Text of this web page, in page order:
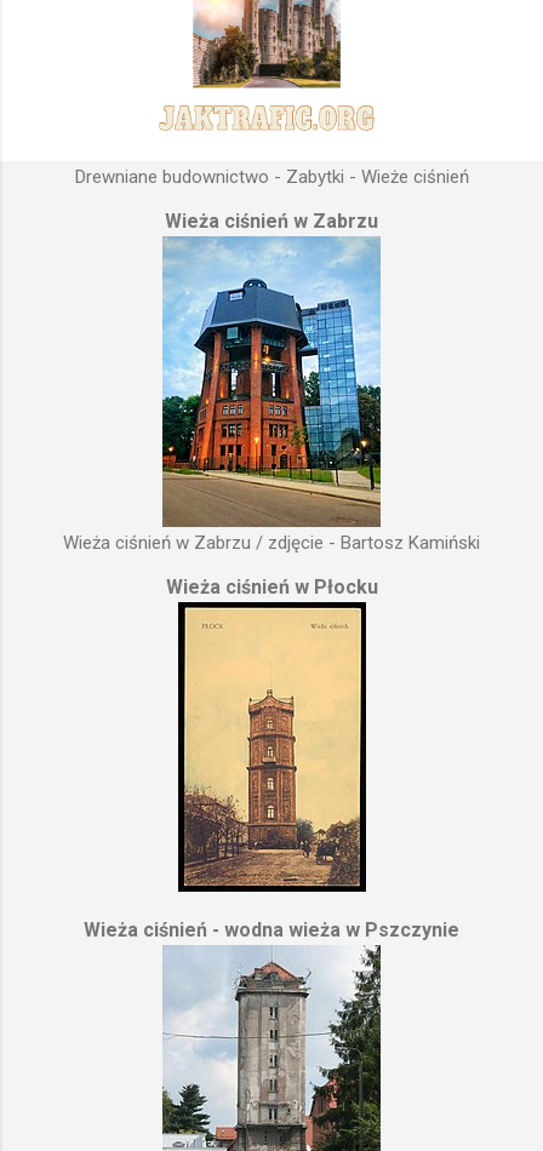
Drewniane budownictwo - Zabytki - Wieże ciśnień
Wieża ciśnień w Zabrzu
Wieża ciśnień w Zabrzu / zdjęcie - Bartosz Kamiński
Wieża ciśnień w Płocku
Wieża ciśnień - wodna wieża w Pszczynie